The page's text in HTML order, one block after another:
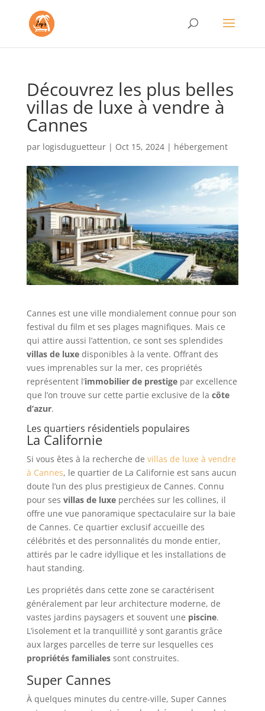
Découvrez les plus belles
villas de luxe à vendre à
Cannes
par logisduguetteur| Oct 15, 2024| hébergement
Cannes est une ville mondialement connue pour son
festival du film et ses plages magnifiques. Mais ce
qui attire aussi l’attention, ce sont ses splendides
villas de luxedisponibles à la vente. Offrant des
vues imprenables sur la mer, ces propriétés
représentent l’immobilier de prestigepar excellence
que l’on trouve sur cette partie exclusive de la côte
d’azur.
Les quartiers résidentiels populaires
La Californie
Si vous êtes à la recherche de villas de luxe à vendre
à Cannes, le quartier de La Californie est sans aucun
doute l’un des plus prestigieux de Cannes. Connu
pour ses villas de luxeperchées sur les collines, il
offre une vue panoramique spectaculaire sur la baie
de Cannes. Ce quartier exclusif accueille des
célébrités et des personnalités du monde entier,
attirés par le cadre idyllique et les installations de
haut standing.
Les propriétés dans cette zone se caractérisent
généralement par leur architecture moderne, de
vastes jardins paysagers et souvent une piscine.
L’isolement et la tranquillité y sont garantis grâce
aux larges parcelles de terre sur lesquelles ces
propriétés familialessont construites.
Super Cannes
À quelques minutes du centre-ville, Super Cannes